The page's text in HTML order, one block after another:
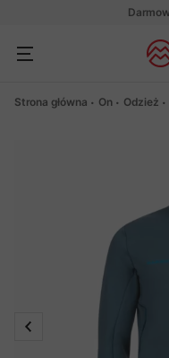
Strona główna On Odzież